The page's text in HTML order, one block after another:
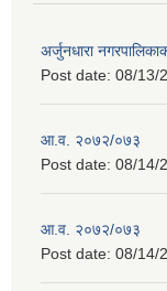
अर्जुनधारा
Post date: 08/13/
आ.व. २०७२/०७३
Post date: 08/14/
आ.व. २०७२/०७३
Post date: 08/14/